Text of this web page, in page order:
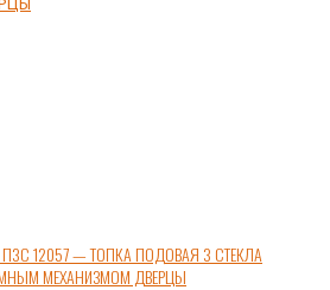
П3С 12057 — ТОПКА ПОДОВАЯ 3 СТЕКЛА
МЕХАНИЗМОМ ДВЕРЦЫ